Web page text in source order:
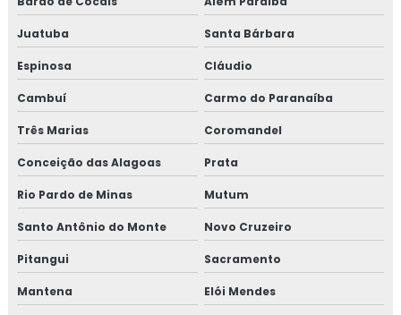
Juatuba Santa Bárbara
Espinosa Cláudio
Cambuí Carmo do Paranaíba
Três Marias Coromandel
Conceição das Alagoas Prata
Rio Pardo de Minas Mutum
Santo Antônio do Monte Novo Cruzeiro
Pitangui Sacramento
Mantena Elói Mendes